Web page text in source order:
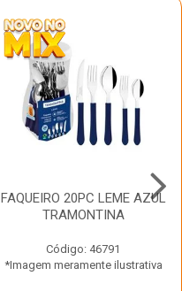
FAQUEIRO 20PC LEME AZUL
TRAMONTINA
Código: 46791
*Imagem meramente ilustrativa